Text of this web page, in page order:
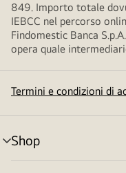
849. Importo totale
IEBCC nel percorso
Findomestic Banca
opera quale
Termini e condizioni di
Shop
Attivazione
menu